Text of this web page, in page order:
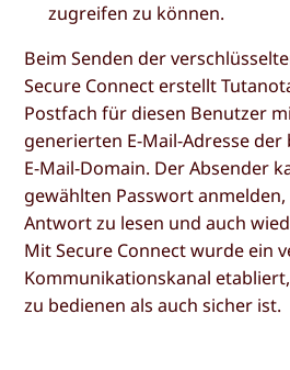
zugreifen zu können.
Beim Senden der
Secure Connect erstellt
Postfach für diesen Benutzer
generierten E-Mail-Adresse
E-Mail-Domain. Der Absender
gewählten Passwort
Antwort zu lesen und auch
Mit Secure Connect wurde ein
Kommunikationskanal
zu bedienen als auch sicher ist.